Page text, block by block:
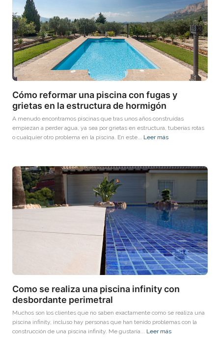
Cómo reformar una piscina con fugas y
grietas en la estructura de hormigón
A menudo encontramos piscinas que tras unos años construidas
empiezan a perder agua, ya sea por grietas en estructura, tuberías rotas
o cualquier otro problema en la piscina. En este... Leer más
Como se realiza una piscina infinity con
desbordante perimetral
Muchos son los clientes que no saben exactamente como se realiza una
piscina infinity, incluso hay personas que han tenido problemas con la
construcción de una piscina infinity. Me gustaría... Leer más